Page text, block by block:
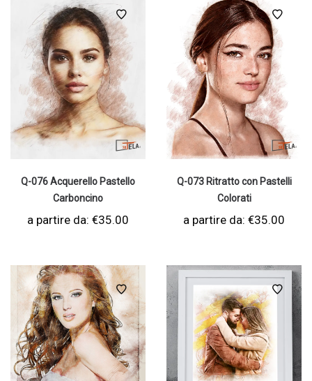
Q-076 Acquerello Pastello
Carboncino
a partire da: €35.00
Q-073 Ritratto con Pastelli
Colorati
a partire da: €35.00